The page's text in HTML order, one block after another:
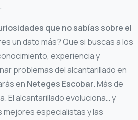
que no sabías sobre el
un dato más? Que si buscas a los
experiencia y
problemas del alcantarillado en
en Neteges Escobar. Más de
El alcantarillado evoluciona… y
mejores especialistas y las